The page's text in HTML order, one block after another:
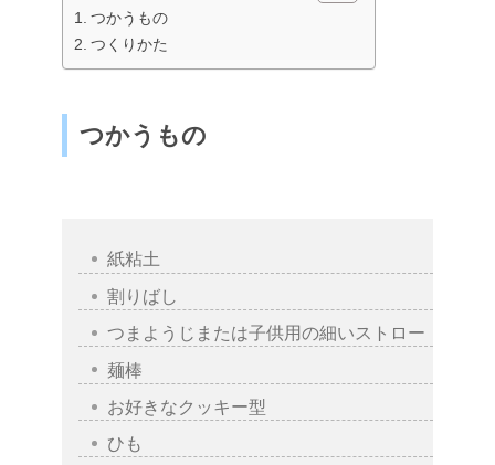
つかうもの
つくりかた
つかうもの
紙粘土
割りばし
つまようじまたは子供用の細いストロー
麺棒
お好きなクッキー型
ひも